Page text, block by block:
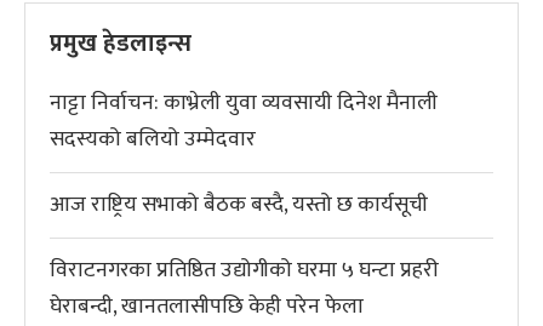
प्रमुख हेडलाइन्स
नाट्टा निर्वाचन: काभ्रेली युवा व्यवसायी दिनेश मैनाली
सदस्यको बलियो उम्मेदवार
आज राष्ट्रिय सभाको बैठक बस्दै, यस्तो छ कार्यसूची
विराटनगरका प्रतिष्ठित उद्योगीको घरमा ५ घन्टा प्रहरी
घेराबन्दी, खानतलासीपछि केही परेन फेला